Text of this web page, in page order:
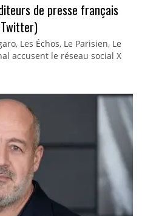
de presse français
Les Échos, Le Parisien, Le
accusent le réseau social X